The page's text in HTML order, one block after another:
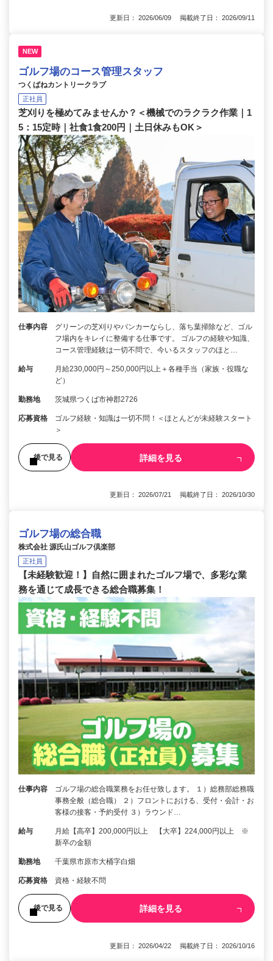
更新日： 2026/06/09 掲載終了日： 2026/09/11
NEW
ゴルフ場のコース管理スタッフ
つくばねカントリークラブ
正社員
芝刈りを極めてみませんか？＜機械でのラクラク作業｜1
5：15定時｜社食1食200円｜土日休みもOK＞
仕事内容
グリーンの芝刈りやバンカーならし、落ち葉掃除など、ゴル
フ場内をキレイに整備する仕事です。 ゴルフの経験や知識、
コース管理経験は一切不問で、今いるスタッフのほと…
給与
月給230,000円～250,000円以上＋各種手当（家族・役職な
ど）
勤務地 茨城県つくば市神郡2726
応募資格
ゴルフ経験・知識は一切不問！＜ほとんどが未経験スタート
＞
後で見る 詳細を見る
更新日： 2026/07/21 掲載終了日： 2026/10/30
ゴルフ場の総合職
株式会社 源氏山ゴルフ倶楽部
正社員
【未経験歓迎！】自然に囲まれたゴルフ場で、多彩な業
務を通じて成長できる総合職募集！
仕事内容
ゴルフ場の総合職業務をお任せ致します。 １）総務部総務職
事務全般（総合職） ２）フロントにおける、受付・会計・お
客様の接客・予約受付 ３）ラウンド…
給与
月給【高卒】200,000円以上 【大卒】224,000円以上 ※
新卒の金額
勤務地 千葉県市原市大桶字白畑
応募資格 資格・経験不問
後で見る 詳細を見る
更新日： 2026/04/22 掲載終了日： 2026/10/16